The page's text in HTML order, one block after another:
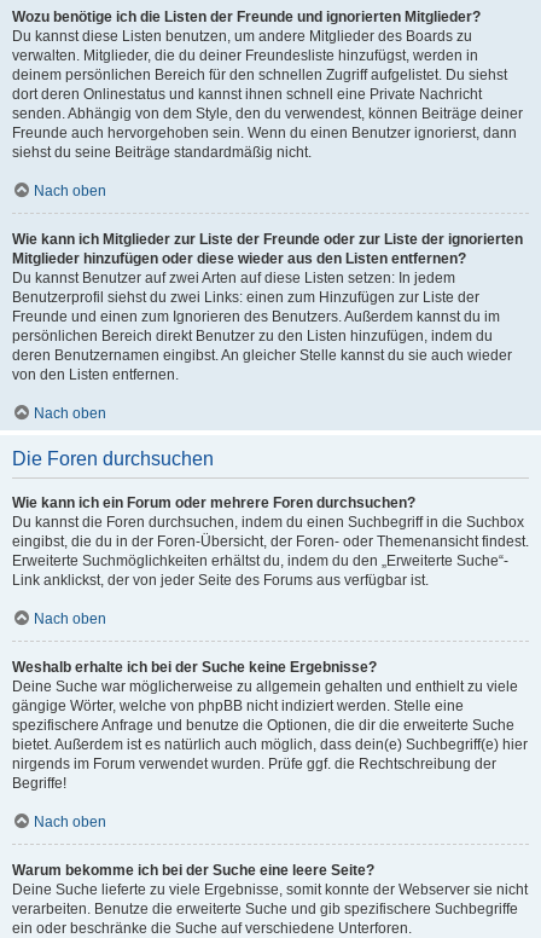
Wozu benötige ich die Listen der Freunde und ignorierten Mitglieder?
Du kannst diese Listen benutzen, um andere Mitglieder des Boards zu
verwalten. Mitglieder, die du deiner Freundesliste hinzufügst, werden in
deinem persönlichen Bereich für den schnellen Zugriff aufgelistet. Du siehst
dort deren Onlinestatus und kannst ihnen schnell eine Private Nachricht
senden. Abhängig von dem Style, den du verwendest, können Beiträge deiner
Freunde auch hervorgehoben sein. Wenn du einen Benutzer ignorierst, dann
siehst du seine Beiträge standardmäßig nicht.
Nach oben
Wie kann ich Mitglieder zur Liste der Freunde oder zur Liste der ignorierten
Mitglieder hinzufügen oder diese wieder aus den Listen entfernen?
Du kannst Benutzer auf zwei Arten auf diese Listen setzen: In jedem
Benutzerprofil siehst du zwei Links: einen zum Hinzufügen zur Liste der
Freunde und einen zum Ignorieren des Benutzers. Außerdem kannst du im
persönlichen Bereich direkt Benutzer zu den Listen hinzufügen, indem du
deren Benutzernamen eingibst. An gleicher Stelle kannst du sie auch wieder
von den Listen entfernen.
Nach oben
Die Foren durchsuchen
Wie kann ich ein Forum oder mehrere Foren durchsuchen?
Du kannst die Foren durchsuchen, indem du einen Suchbegriff in die Suchbox
eingibst, die du in der Foren-Übersicht, der Foren- oder Themenansicht findest.
Erweiterte Suchmöglichkeiten erhältst du, indem du den „Erweiterte Suche“-
Link anklickst, der von jeder Seite des Forums aus verfügbar ist.
Nach oben
Weshalb erhalte ich bei der Suche keine Ergebnisse?
Deine Suche war möglicherweise zu allgemein gehalten und enthielt zu viele
gängige Wörter, welche von phpBB nicht indiziert werden. Stelle eine
spezifischere Anfrage und benutze die Optionen, die dir die erweiterte Suche
bietet. Außerdem ist es natürlich auch möglich, dass dein(e) Suchbegriff(e) hier
nirgends im Forum verwendet wurden. Prüfe ggf. die Rechtschreibung der
Begriffe!
Nach oben
Warum bekomme ich bei der Suche eine leere Seite?
Deine Suche lieferte zu viele Ergebnisse, somit konnte der Webserver sie nicht
verarbeiten. Benutze die erweiterte Suche und gib spezifischere Suchbegriffe
ein oder beschränke die Suche auf verschiedene Unterforen.